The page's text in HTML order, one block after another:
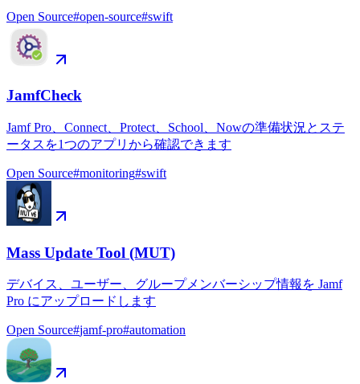
Open Source#open-source#swift
JamfCheck
Jamf Pro、Connect、Protect、School、Nowの準備状況とステ
ータスを1つのアプリから確認できます
Open Source#monitoring#swift
Mass Update Tool (MUT)
デバイス、ユーザー、グループメンバーシップ情報を Jamf
Pro にアップロードします
Open Source#jamf-pro#automation